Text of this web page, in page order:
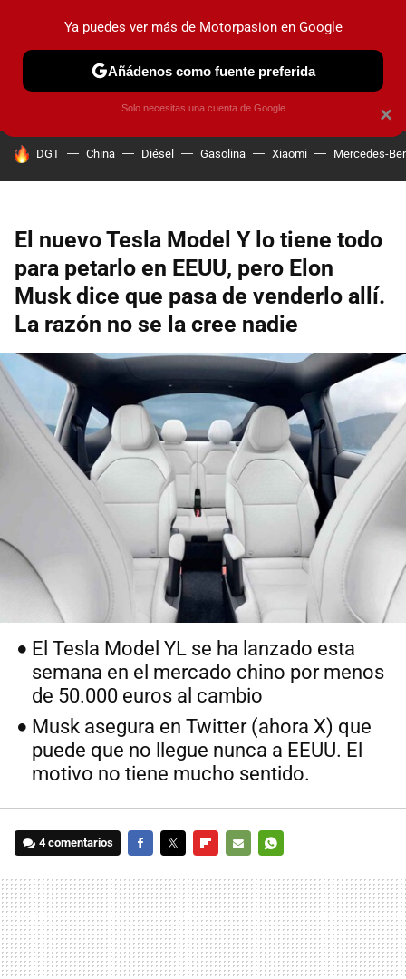
PRUEBAS COCHES ELÉCTRICOS OBSERVATORIO
HOY SE HABLA DE
DGT China Diésel Gasolina Xiaomi Mercedes-
El nuevo Tesla Model Y lo tiene todo
para petarlo en EEUU, pero Elon
Musk dice que pasa de venderlo allí.
La razón no se la cree nadie
El Tesla Model YL se ha lanzado esta
semana en el mercado chino por menos
de 50.000 euros al cambio
Musk asegura en Twitter (ahora X) que
puede que no llegue nunca a EEUU. El
motivo no tiene mucho sentido.
4 comentarios
MAIL
×
Ya puedes ver más de Motorpasion en Google
Añádenos como fuente preferida
Solo necesitas una cuenta de Google